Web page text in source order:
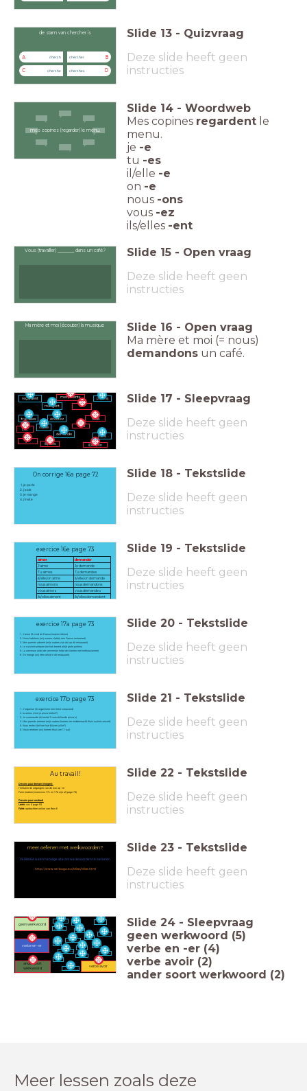
de stam van chercher is
A cherch B
chercher
C cherche D
cherches
Slide 13 - Quizvraag
Deze slide heeft geen
instructies
mes copines (regarder) le menu.
Slide 14 - Woordweb
Mes copines regardent le
menu.
je -e
tu -es
il/elle -e
on -e
nous -ons
vous -ez
ils/elles -ent
Vous (travailler) ________ dans un café? Slide 15 - Open vraag
Deze slide heeft geen
instructies
Ma mère et moi (écouter) la musique Slide 16 - Open vraag
Ma mère et moi (= nous)
demandons un café.
je
tu
il/elle/on
nous
vous
ils/elles
Luc
mes parents
parle
travailles
demande
parlons
écoutez
mangent
oublie
regardent Slide 17 - Sleepvraag
Deze slide heeft geen
instructies
On corrige 16a page 72
je parle
j'aide
je mange
j'invite
Slide 18 - Tekstslide
Deze slide heeft geen
instructies
exercice 16e page 73
aimer
demander
J'aime
Je demande
Tu aimes
Tu demandes
il/elle/on aime
il/elle/on demande
nous aimons
nous demandons
vous aimez
vous demandez
ils/elles aiment
ils/elles demandent
Slide 19 - Tekstslide
Deze slide heeft geen
instructies
exercice 17a page 73
J'aime (ik vind de Franse keuken lekker)
Nous habitons (wij wonen vlakbij een Franse restaurant)
Mes parents adorent (mijn ouders zijn dol op dit restaurant)
Le cuisinier prépare (de kok bereid altijd grote porties)
La serveuse aide (de serveester helpt de klanten met enthousiasme)
On mange (wij eten altijd in dit restaurant)
Slide 20 - Tekstslide
Deze slide heeft geen
instructies
exercice 17b page 73
J'organise (ik organiseer een feest vanavond)
tu aimes (vind je pizza lekker?)
Je commande (ik bestel 5 verschillende pizza's)
Mes parents rentrent (mijn ouders komen om middennacht thuis na het concert).
Vous restez (tot hoe laat blijven jullie?)
Nous rentrons (wij komen thuis om 11 uur)
Slide 21 - Tekstslide
Deze slide heeft geen
instructies
Au travail!
Devoirs pour demain (morgen):
Herhalen de uitgangen van de ww op -er
Faire (maken) exercices 17c en 17d zijn af (page 74)
Devoirs pour vendredi
Leren: voc E page 93
Faire: opdrachten online van Bron E
Slide 22 - Tekstslide
Deze slide heeft geen
instructies
meer oefenen met werkwoorden?
VERBUGA is een handige site om werkwoorden te oefenen
http://www.verbuga.eu/Mise/Mise.html
Slide 23 - Tekstslide
Deze slide heeft geen
instructies
ander soort
werkwoord
verbe avoir
verbe en -er
geen werkwoord
j'ai une
idée
tu as une
soeur
nous regardons
aimer
je prends
elles mangent
folle
souvent
la baguette
je veux
ça marche
un croissant
pour
moi
je suis à 'école
vous êtes prof Slide 24 - Sleepvraag
geen werkwoord (5)
verbe en -er (4)
verbe avoir (2)
ander soort werkwoord (2)
Meer lessen zoals deze